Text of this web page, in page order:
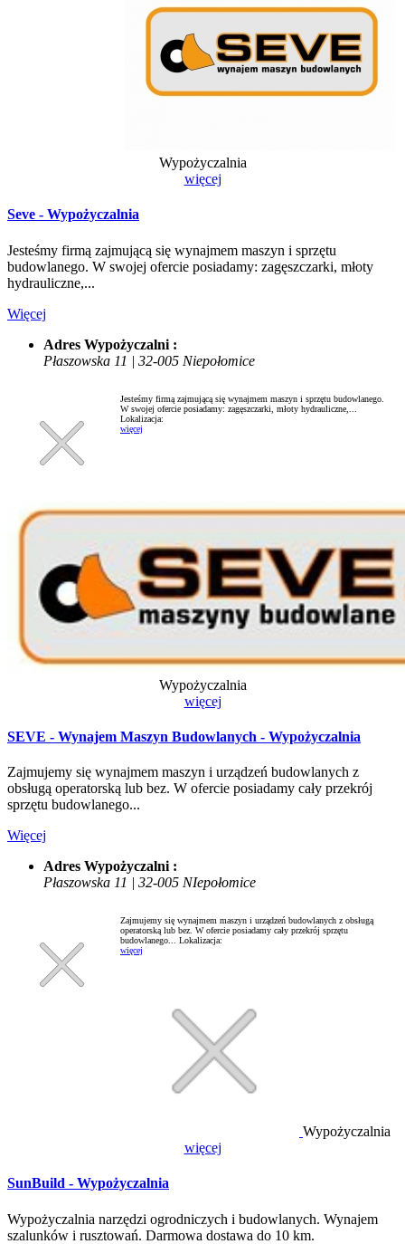
Wypożyczalnia
więcej
Seve - Wypożyczalnia
Jesteśmy firmą zajmującą się wynajmem maszyn i sprzętu
budowlanego. W swojej ofercie posiadamy: zagęszczarki, młoty
hydrauliczne,...
Więcej
Adres Wypożyczalni :
Płaszowska 11 | 32-005 Niepołomice
Jesteśmy firmą zajmującą się wynajmem maszyn i sprzętu budowlanego.
W swojej ofercie posiadamy: zagęszczarki, młoty hydrauliczne,...
Lokalizacja:
więcej
Wypożyczalnia
więcej
SEVE - Wynajem Maszyn Budowlanych - Wypożyczalnia
Zajmujemy się wynajmem maszyn i urządzeń budowlanych z
obsługą operatorską lub bez. W ofercie posiadamy cały przekrój
sprzętu budowlanego...
Więcej
Adres Wypożyczalni :
Płaszowska 11 | 32-005 NIepołomice
Zajmujemy się wynajmem maszyn i urządzeń budowlanych z obsługą
operatorską lub bez. W ofercie posiadamy cały przekrój sprzętu
budowlanego... Lokalizacja:
więcej
Wypożyczalnia
więcej
SunBuild - Wypożyczalnia
Wypożyczalnia narzędzi ogrodniczych i budowlanych. Wynajem
szalunków i rusztowań. Darmowa dostawa do 10 km.